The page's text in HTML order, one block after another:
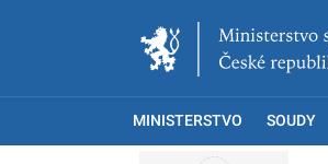
MINISTERSTVO SOUDY